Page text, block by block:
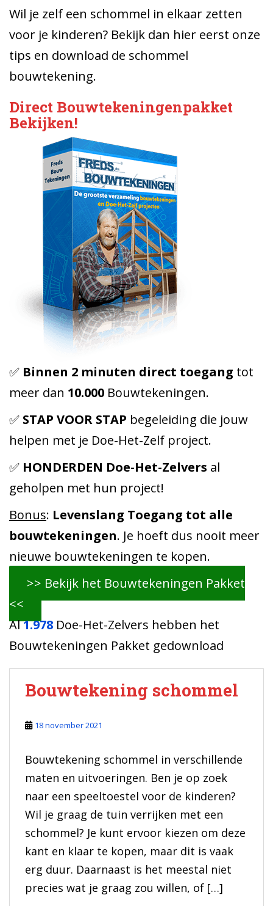
Wil je zelf een schommel in elkaar zetten
voor je kinderen? Bekijk dan hier eerst onze
tips en download de schommel
bouwtekening.
Direct Bouwtekeningenpakket
Bekijken!
✅ Binnen 2 minuten direct toegang tot
meer dan 10.000 Bouwtekeningen.
✅ STAP VOOR STAP begeleiding die jouw
helpen met je Doe-Het-Zelf project.
✅ HONDERDEN Doe-Het-Zelvers al
geholpen met hun project!
Bonus: Levenslang Toegang tot alle
bouwtekeningen. Je hoeft dus nooit meer
nieuwe bouwtekeningen te kopen.
>> Bekijk het Bouwtekeningen Pakket
<<
Al1.978 Doe-Het-Zelvers hebben het
Bouwtekeningen Pakket gedownload
Bouwtekening schommel
18 november 2021
Bouwtekening schommel in verschillende
maten en uitvoeringen. Ben je op zoek
naar een speeltoestel voor de kinderen?
Wil je graag de tuin verrijken met een
schommel? Je kunt ervoor kiezen om deze
kant en klaar te kopen, maar dit is vaak
erg duur. Daarnaast is het meestal niet
precies wat je graag zou willen, of […]